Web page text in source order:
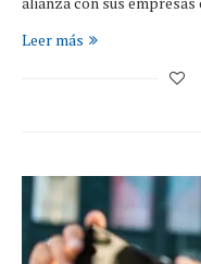
Leer más